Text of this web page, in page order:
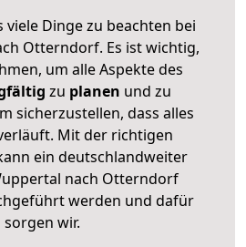
viele Dinge zu beachten bei
Otterndorf. Es ist wichtig,
um alle Aspekte des
zu planen und zu
sicherzustellen, dass alles
Mit der richtigen
ein deutschlandweiter
nach Otterndorf
werden und dafür
sorgen wir.